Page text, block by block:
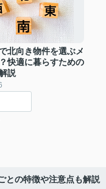
北向き物件を選ぶメ
快適に暮らすための
説
との特徴や注意点も解説